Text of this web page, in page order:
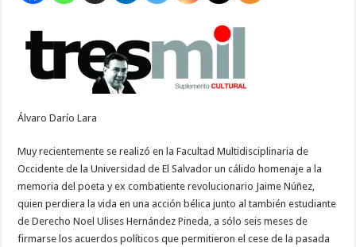
Álvaro Darío Lara
Muy recientemente se realizó en la Facultad Multidisciplinaria de
Occidente de la Universidad de El Salvador un cálido homenaje a la
memoria del poeta y ex combatiente revolucionario Jaime Núñez,
quien perdiera la vida en una acción bélica junto al también estudiante
de Derecho Noel Ulises Hernández Pineda, a sólo seis meses de
firmarse los acuerdos políticos que permitieron el cese de la pasada